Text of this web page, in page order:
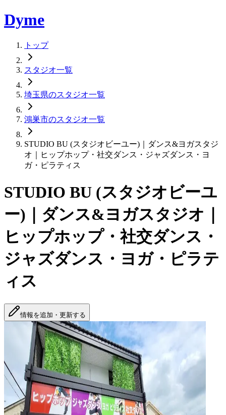
Dyme
トップ
スタジオ一覧
埼玉県のスタジオ一覧
鴻巣市のスタジオ一覧
STUDIO BU (スタジオビーユー)｜ダンス&ヨガスタジ
オ｜ヒップホップ・社交ダンス・ジャズダンス・ヨ
ガ・ピラティス
STUDIO BU (スタジオビーユ
ー)｜ダンス&ヨガスタジオ｜
ヒップホップ・社交ダンス・
ジャズダンス・ヨガ・ピラテ
ィス
情報を追加・更新する